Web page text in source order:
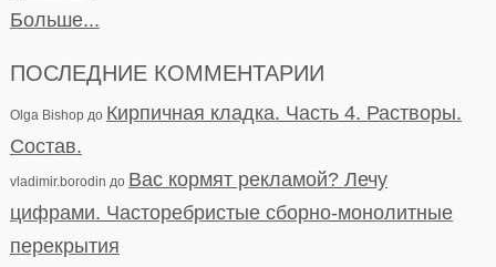
Больше...
ПОСЛЕДНИЕ КОММЕНТАРИИ
Olga Bishopдо Кирпичная кладка. Часть 4. Растворы.
Состав.
vladimir.borodin до Вас кормят рекламой? Лечу
цифрами. Часторебристые сборно-монолитные
перекрытия